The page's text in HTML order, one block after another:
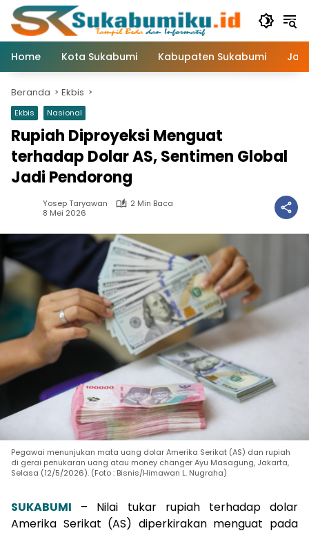
Langsung
konten
Home
Kota Sukabumi Kabupaten Sukabumi
Beranda Ekbis
Ekbis Nasional
Rupiah Diproyeksi Menguat
terhadap Dolar AS, Sentimen Global
Jadi Pendorong
Yosep Taryawan
2 Min Baca
8 Mei 2026
Pegawai menunjukan mata uang dolar Amerika Serikat (AS) dan rupiah
di gerai penukaran uang atau money changer Ayu Masagung, Jakarta,
Selasa (12/5/2026). (Foto : Bisnis/Himawan L. Nugraha)
SUKABUMI – Nilai tukar rupiah terhadap dolar
Amerika Serikat (AS) diperkirakan menguat pada